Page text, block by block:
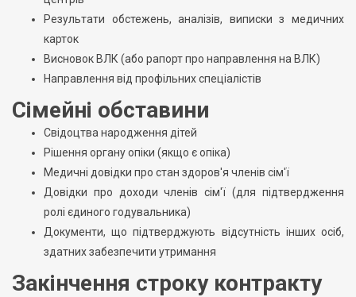
Результати обстежень, аналізів, виписки з медичних
карток
Висновок ВЛК (або рапорт про направлення на ВЛК)
Направлення від профільних спеціалістів
Сімейні обставини
Свідоцтва народження дітей
Рішення органу опіки (якщо є опіка)
Медичні довідки про стан здоров'я членів сім'ї
Довідки про доходи членів сім'ї (для підтвердження
ролі єдиного годувальника)
Документи, що підтверджують відсутність інших осіб,
здатних забезпечити утримання
Закінчення строку контракту